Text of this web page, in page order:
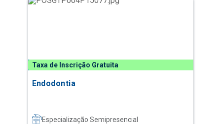
Taxa de Inscrição Gratuita
Endodontia
Especialização Semipresencial